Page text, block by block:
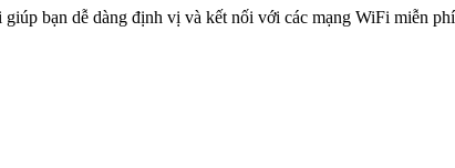
bạn dễ dàng định vị và kết nối với các mạng WiFi miễn